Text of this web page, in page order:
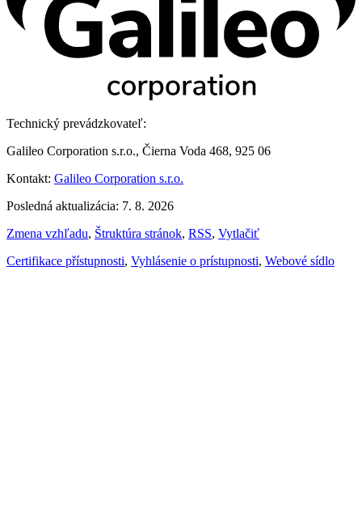
Technický prevádzkovateľ:
Galileo Corporation s.r.o., Čierna Voda 468, 925 06
Kontakt: Galileo Corporation s.r.o.
Posledná aktualizácia: 7. 8. 2026
Zmena vzhľadu, Štruktúra stránok, RSS, Vytlačiť
Certifikace přístupnosti, Vyhlásenie o prístupnosti, Webové sídlo